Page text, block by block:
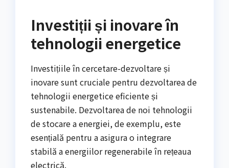
Investiții și inovare în
tehnologii energetice
Investițiile în cercetare-dezvoltare și
inovare sunt cruciale pentru dezvoltarea de
tehnologii energetice eficiente și
sustenabile. Dezvoltarea de noi tehnologii
de stocare a energiei, de exemplu, este
esențială pentru a asigura o integrare
stabilă a energiilor regenerabile în rețeaua
electrică.